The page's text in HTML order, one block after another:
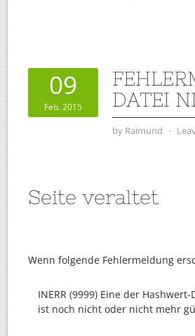
09
Feb. 2015
DATEI
by Raimund ⋅
Seite veraltet
Wenn folgende Fehlermeldung
INERR (9999) Eine der
ist noch nicht oder nicht mehr